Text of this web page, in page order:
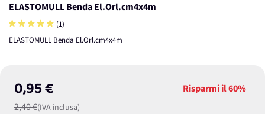
ELASTOMULL Benda El.Orl.cm4x4m
(1)
ELASTOMULL Benda El.Orl.cm4x4m
0,95 €
2,40 €(IVA inclusa)
Risparmi il60%